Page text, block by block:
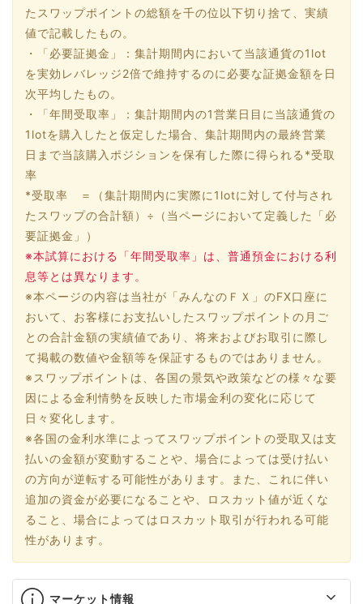
たスワップポイントの総額を千の位以下切り捨て、実績
値で記載したもの。
・「必要証拠金」：集計期間内において当該通貨の1lot
を実効レバレッジ2倍で維持するのに必要な証拠金額を日
次平均したもの。
・「年間受取率」：集計期間内の1営業日目に当該通貨の
1lotを購入したと仮定した場合、集計期間内の最終営業
日まで当該購入ポジションを保有した際に得られる*受取
率
*受取率 ＝（集計期間内に実際に1lotに対して付与され
たスワップの合計額）÷（当ページにおいて定義した「必
要証拠金」）
※本試算における「年間受取率」は、普通預金における利
息等とは異なります。
※本ページの内容は当社が「みんなのＦＸ」のFX口座に
おいて、お客様にお支払いしたスワップポイントの月ご
との合計金額の実績値であり、将来およびお取引に際し
て掲載の数値や金額等を保証するものではありません。
※スワップポイントは、各国の景気や政策などの様々な要
因による金利情勢を反映した市場金利の変化に応じて
日々変化します。
※各国の金利水準によってスワップポイントの受取又は支
払いの金額が変動することや、場合によっては受け払い
の方向が逆転する可能性があります。また、これに伴い
追加の資金が必要になることや、ロスカット値が近くな
ること、場合によってはロスカット取引が行われる可能
性があります。
マーケット情報